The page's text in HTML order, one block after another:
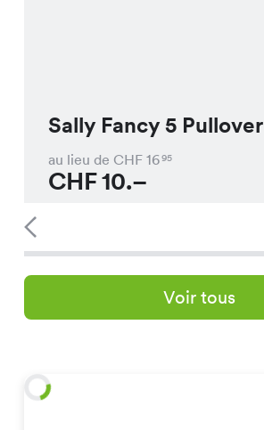
Sally Fancy 5 Pullover
au lieu de CHF 1695
CHF10.–
Voir tous